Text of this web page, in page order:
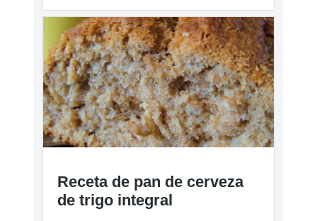
Receta de pan de cerveza
de trigo integral